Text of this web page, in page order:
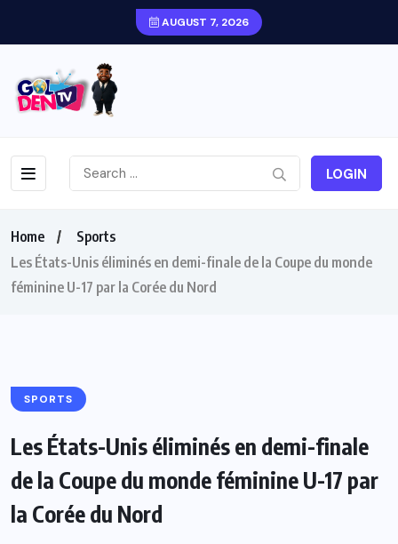
AUGUST 7, 2026
LOGIN
Home
Sports
Les États-Unis éliminés en demi-finale de la Coupe du monde
féminine U-17 par la Corée du Nord
SPORTS
Les États-Unis éliminés en demi-finale
de la Coupe du monde féminine U-17 par
la Corée du Nord